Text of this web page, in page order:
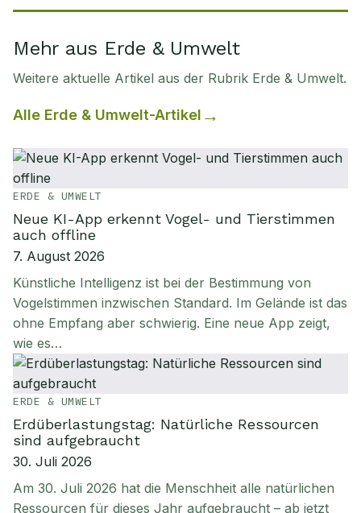
Mehr aus Erde & Umwelt
Weitere aktuelle Artikel aus der Rubrik Erde & Umwelt.
Alle Erde & Umwelt-Artikel
ERDE & UMWELT
Neue KI-App erkennt Vogel- und Tierstimmen
auch offline
7. August 2026
Künstliche Intelligenz ist bei der Bestimmung von
Vogelstimmen inzwischen Standard. Im Gelände ist das
ohne Empfang aber schwierig. Eine neue App zeigt,
wie es…
ERDE & UMWELT
Erdüberlastungstag: Natürliche Ressourcen
sind aufgebraucht
30. Juli 2026
Am 30. Juli 2026 hat die Menschheit alle natürlichen
Ressourcen für dieses Jahr aufgebraucht – ab jetzt